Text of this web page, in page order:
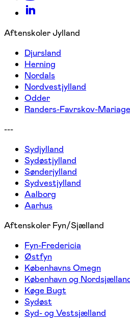
Aftenskoler Jylland
Djursland
Herning
Nordals
Nordvestjylland
Odder
Randers-Favrskov-
---
Sydjylland
Sydøstjylland
Sønderjylland
Sydvestjylland
Aalborg
Aarhus
Aftenskoler Fyn/Sjælland
Fyn-Fredericia
Østfyn
Københavns Omegn
København og
Køge Bugt
Sydøst
Syd- og Vestsjælland